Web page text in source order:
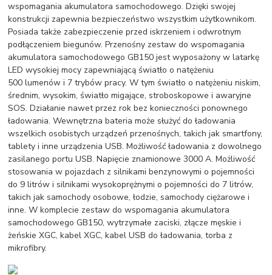
wspomagania akumulatora samochodowego. Dzięki swojej
konstrukcji zapewnia bezpieczeństwo wszystkim użytkownikom.
Posiada także zabezpieczenie przed iskrzeniem i odwrotnym
podłączeniem biegunów. Przenośny zestaw do wspomagania
akumulatora samochodowego GB150 jest wyposażony w latarkę
LED wysokiej mocy zapewniającą światło o natężeniu
500 lumenów i 7 trybów pracy. W tym światło o natężeniu niskim,
średnim, wysokim, światło migające, stroboskopowe i awaryjne
SOS. Działanie nawet przez rok bez konieczności ponownego
ładowania. Wewnętrzna bateria może służyć do ładowania
wszelkich osobistych urządzeń przenośnych, takich jak smartfony,
tablety i inne urządzenia USB. Możliwość ładowania z dowolnego
zasilanego portu USB. Napięcie znamionowe 3000 A. Możliwość
stosowania w pojazdach z silnikami benzynowymi o pojemności
do 9 litrów i silnikami wysokoprężnymi o pojemności do 7 litrów,
takich jak samochody osobowe, łodzie, samochody ciężarowe i
inne. W komplecie zestaw do wspomagania akumulatora
samochodowego GB150, wytrzymałe zaciski, złącze męskie i
żeńskie XGC, kabel XGC, kabel USB do ładowania, torba z
mikrofibry.